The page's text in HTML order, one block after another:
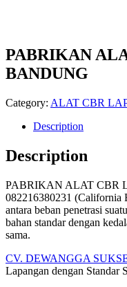
PABRIKAN
BANDUNG
Category: ALAT CBR
Description
Description
PABRIKAN ALAT CBR
082216380231 (California
antara beban penetrasi
bahan standar dengan
sama.
CV. DEWANGGA
Lapangan dengan Standar